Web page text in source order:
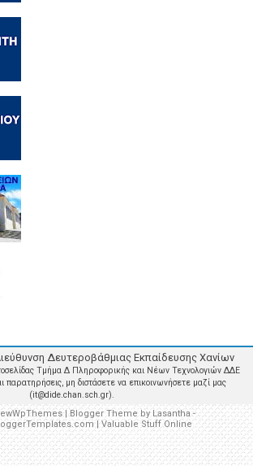
Δευτεροβάθμιας Εκπαίδευσης Χανίων
Τμήμα Δ Πληροφορικής και Νέων Τεχνολογιών ΔΔΕ
παρατηρήσεις, μη διστάσετε να επικοινωνήσετε μαζί μας
(it@dide.chan.sch.gr).
| Blogger Theme by Lasantha-
|Valuable Stuff Online